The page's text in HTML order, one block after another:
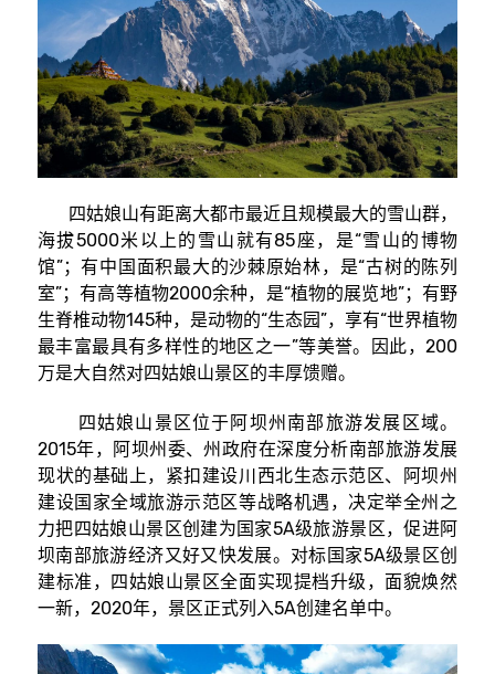
四姑娘山有距离大都市最近且规模最大的雪山群，
海拔5000米以上的雪山就有85座，是“雪山的博物
馆”；有中国面积最大的沙棘原始林，是“古树的陈列
室”；有高等植物2000余种，是“植物的展览地”；有野
生脊椎动物145种，是动物的“生态园”，享有“世界植物
最丰富最具有多样性的地区之一”等美誉。因此，200
万是大自然对四姑娘山景区的丰厚馈赠。
四姑娘山景区位于阿坝州南部旅游发展区域。
2015年，阿坝州委、州政府在深度分析南部旅游发展
现状的基础上，紧扣建设川西北生态示范区、阿坝州
建设国家全域旅游示范区等战略机遇，决定举全州之
力把四姑娘山景区创建为国家5A级旅游景区，促进阿
坝南部旅游经济又好又快发展。对标国家5A级景区创
建标准，四姑娘山景区全面实现提档升级，面貌焕然
一新，2020年，景区正式列入5A创建名单中。